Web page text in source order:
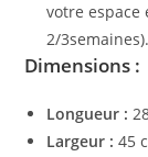
votre espace
2/3semaines).
Dimensions :
Longueur :
Largeur : 45